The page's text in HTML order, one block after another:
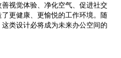
视觉体验、净化空气、促进社交
更健康、更愉悦的工作环境。随
类设计必将成为未来办公空间的